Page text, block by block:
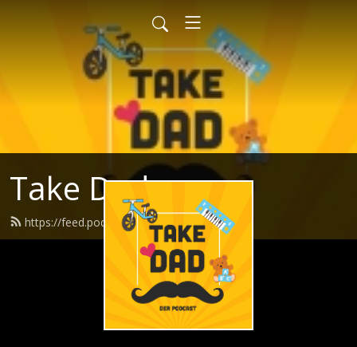
Take Dad
https://feed.podbean.com/takedad/feed.xml